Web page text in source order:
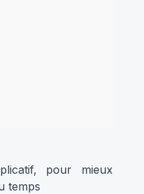
pour mieux
temps